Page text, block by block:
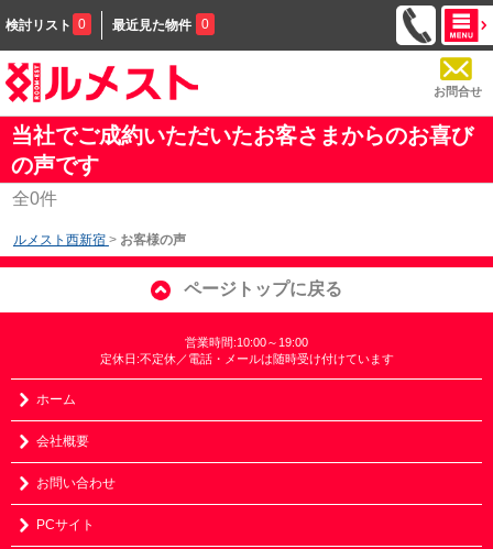
検討リスト 0 最近見た物件 0
お問合せ
当社でご成約いただいたお客さまからのお喜び
の声です
全0件
ルメスト西新宿 > お客様の声
ページトップに戻る
営業時間:10:00～19:00
定休日:不定休／電話・メールは随時受け付けています
ホーム
会社概要
お問い合わせ
PCサイト